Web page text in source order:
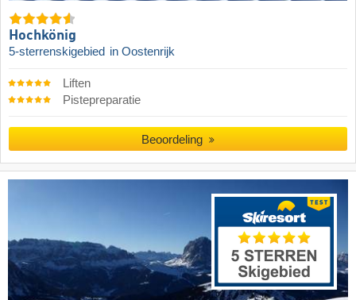
Hochkönig
5-sterrenskigebied in Oostenrijk
Liften
Pistepreparatie
Beoordeling